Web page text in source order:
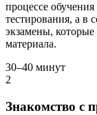
процессе
тестирования, а в
экзамены,
материала.
30–40 минут
2
Знакомство с